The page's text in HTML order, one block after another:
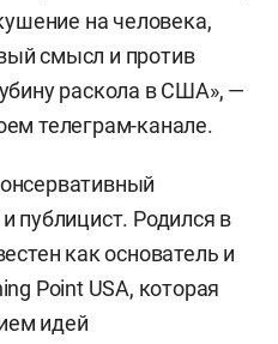
на человека,
смысл и против
раскола в США», —
телеграм-канале.
публицист. Родился в
как основатель и
Point USA, которая
идей